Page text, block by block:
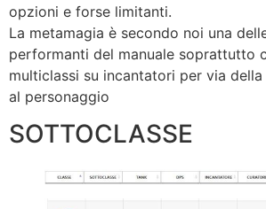
opzioni e forse limitanti.
La metamagia è secondo noi una
performanti del manuale soprattutto
multiclassi su incantatori per via
al personaggio
SOTTOCLASSE